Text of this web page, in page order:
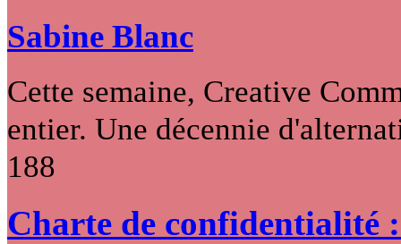
Sabine Blanc
Cette semaine, Creative
entier. Une décennie
188
Charte de confidentialité